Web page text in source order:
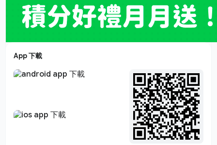
App 下載